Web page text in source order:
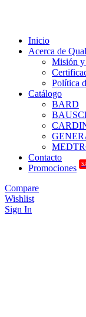
Inicio
Acerca de
Misión
Política
Catálogo
BARD
Contacto
Promociones
Compare
Wishlist
Sign In